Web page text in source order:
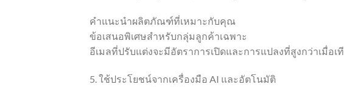
คำแนะนำผลิตภัณฑ์ที่เหมาะกับคุณ
ข้อเสนอพิเศษสำหรับกลุ่มลูกค้าเฉพาะ
อีเมลที่ปรับแต่งจะมีอัตราการเปิดและการแปลงที่สูงกว่าเมื่อเ
5. ใช้ประโยชน์จากเครื่องมือ AI และอัตโนมัติ